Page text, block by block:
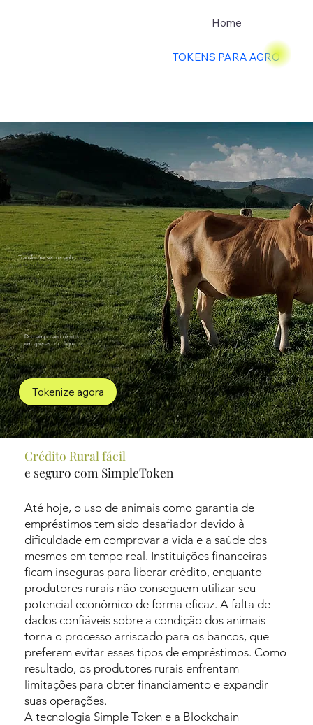
Home
TOKENS PARA AGRO
Crédito Rural fácil
e seguro com SimpleToken
Até hoje, o uso de animais como garantia de
empréstimos tem sido desafiador devido à
dificuldade em comprovar a vida e a saúde dos
mesmos em tempo real. Instituições financeiras
ficam inseguras para liberar crédito, enquanto
produtores rurais não conseguem utilizar seu
potencial econômico de forma eficaz. A falta de
dados confiáveis sobre a condição dos animais
torna o processo arriscado para os bancos, que
preferem evitar esses tipos de empréstimos. Como
resultado, os produtores rurais enfrentam
limitações para obter financiamento e expandir
suas operações.
A tecnologia Simple Token e a Blockchain
Transforme seu rebanhoem
ativos digitais
Tokenize agora
Do campo ao crédito
em apenas um clique.